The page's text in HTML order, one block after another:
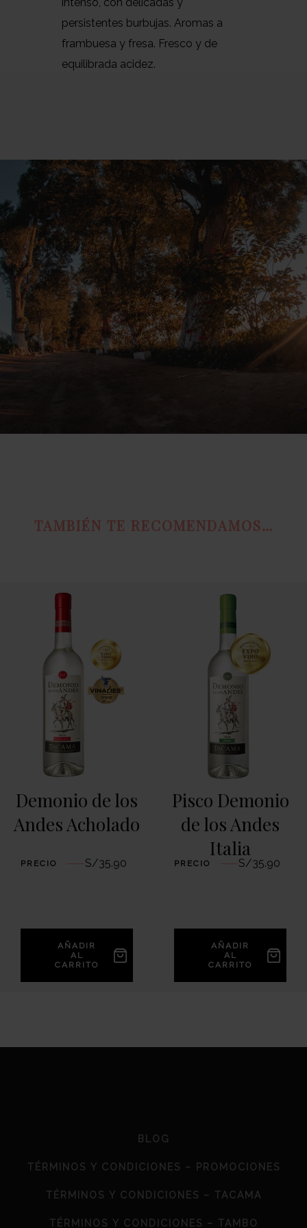
persistentes burbujas. Aromas a
frambuesa y fresa. Fresco y de
equilibrada acidez.
TAMBIÉN TE RECOMENDAMOS…
Demonio de los
Andes Acholado
PRECIO S/35.90
AÑADIR
AL
CARRITO
Pisco Demonio
de los Andes
Italia
PRECIO S/35.90
AÑADIR
AL
CARRITO
BLOG
TÉRMINOS Y CONDICIONES – PROMOCIONES
TÉRMINOS Y CONDICIONES – TACAMA
TÉRMINOS Y CONDICIONES – TAMBO